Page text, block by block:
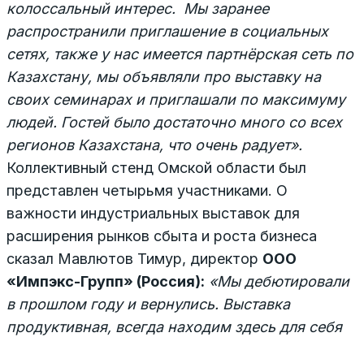
колоссальный интерес. Мы заранее
распространили приглашение в социальных
сетях, также у нас имеется партнёрская сеть по
Казахстану, мы объявляли про выставку на
своих семинарах и приглашали по максимуму
людей. Гостей было достаточно много со всех
регионов Казахстана, что очень радует».
Коллективный стенд Омской области был
представлен четырьмя участниками. О
важности индустриальных выставок для
расширения рынков сбыта и роста бизнеса
сказал Мавлютов Тимур, директор ООО
«Импэкс-Групп» (Россия): «Мы дебютировали
в прошлом году и вернулись. Выставка
продуктивная, всегда находим здесь для себя